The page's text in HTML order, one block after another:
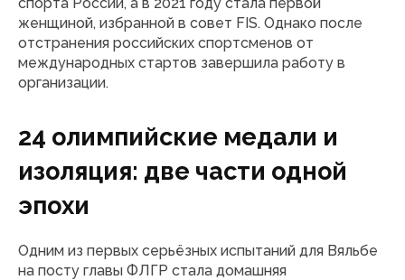
женщиной, избранной в совет FIS. Однако после
отстранения российских спортсменов от
международных стартов завершила работу в
организации.
24 олимпийские медали и
изоляция: две части одной
эпохи
Одним из первых серьёзных испытаний для Вяльбе
на посту главы ФЛГР стала домашняя